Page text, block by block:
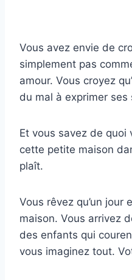
Vous avez envie de
simplement pas
amour. Vous croyez
du mal à exprimer ses
Et vous savez de quoi
cette petite maison
plaît.
Vous rêvez qu’un jour
maison. Vous arrivez
des enfants qui
vous imaginez tout.